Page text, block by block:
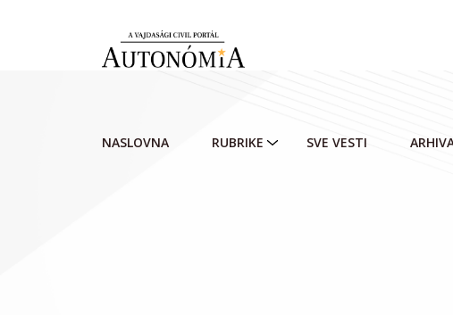
NASLOVNA RUBRIKE SVE VESTI